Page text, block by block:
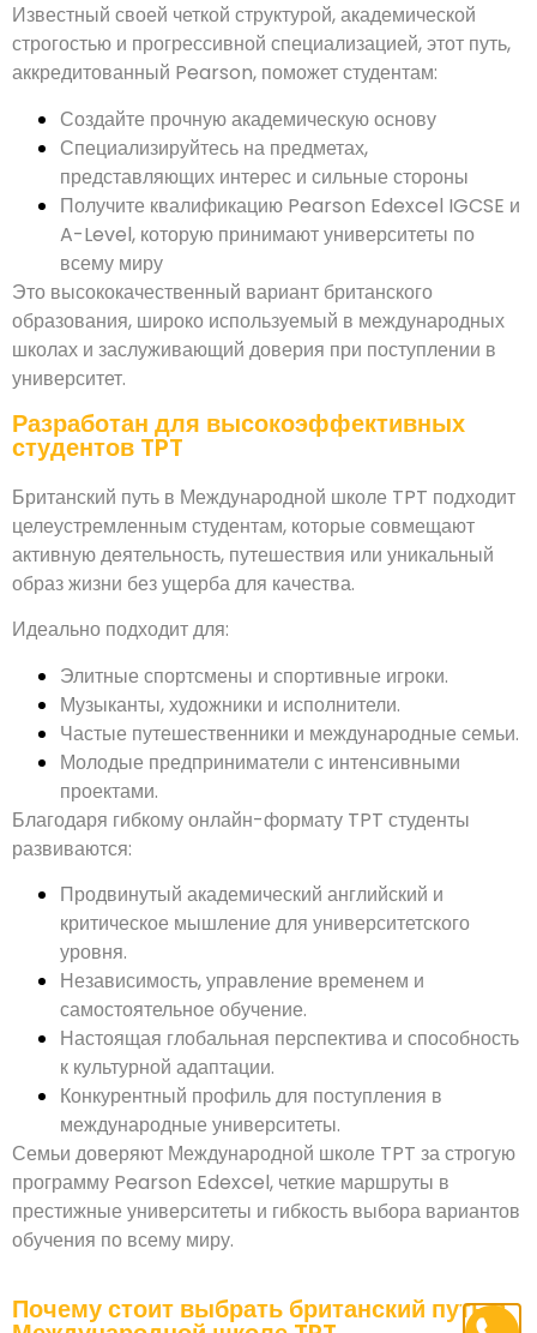
Известный своей четкой структурой, академической
строгостью и прогрессивной специализацией, этот путь,
аккредитованный Pearson, поможет студентам:
Создайте прочную академическую основу
Специализируйтесь на предметах,
представляющих интерес и сильные стороны
Получите квалификацию Pearson Edexcel IGCSE и
A-Level, которую принимают университеты по
всему миру
Это высококачественный вариант британского
образования, широко используемый в международных
школах и заслуживающий доверия при поступлении в
университет.
Разработан для высокоэффективных
студентов TPT
Британский путь в Международной школе TPT подходит
целеустремленным студентам, которые совмещают
активную деятельность, путешествия или уникальный
образ жизни без ущерба для качества.
Идеально подходит для:
Элитные спортсмены и спортивные игроки.
Музыканты, художники и исполнители.
Частые путешественники и международные семьи.
Молодые предприниматели с интенсивными
проектами.
Благодаря гибкому онлайн-формату TPT студенты
развиваются:
Продвинутый академический английский и
критическое мышление для университетского
уровня.
Независимость, управление временем и
самостоятельное обучение.
Настоящая глобальная перспектива и способность
к культурной адаптации.
Конкурентный профиль для поступления в
международные университеты.
Семьи доверяют Международной школе TPT за строгую
программу Pearson Edexcel, четкие маршруты в
престижные университеты и гибкость выбора вариантов
обучения по всему миру.
Почему стоит выбрать британский путь в